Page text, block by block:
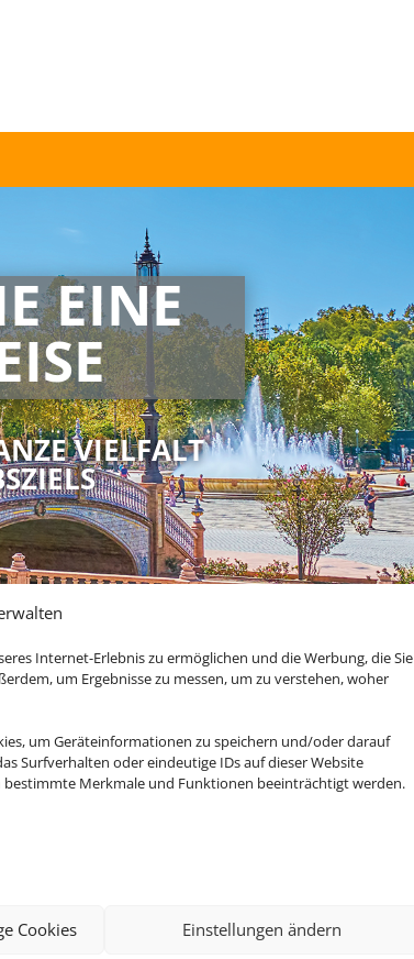
Internet-Erlebnis zu ermöglichen und die Werbung, die Sie
um Ergebnisse zu messen, um zu verstehen, woher
um Geräteinformationen zu speichern und/oder darauf
Surfverhalten oder eindeutige IDs auf dieser Website
Merkmale und Funktionen beeinträchtigt werden.
Cookies Einstellungen ändern
EINE
VIELFALT
Z
Vielzahl an
Z
Von Abenteuerreisen